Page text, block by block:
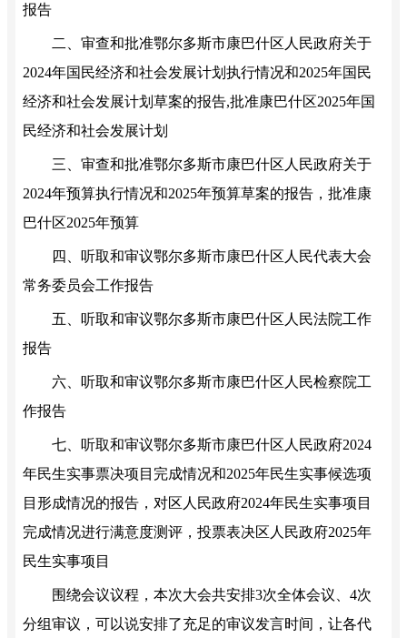
报告
二、审查和批准鄂尔多斯市康巴什区人民政府关于
2024年国民经济和社会发展计划执行情况和2025年国民
经济和社会发展计划草案的报告,批准康巴什区2025年国
民经济和社会发展计划
三、审查和批准鄂尔多斯市康巴什区人民政府关于
2024年预算执行情况和2025年预算草案的报告，批准康
巴什区2025年预算
四、听取和审议鄂尔多斯市康巴什区人民代表大会
常务委员会工作报告
五、听取和审议鄂尔多斯市康巴什区人民法院工作
报告
六、听取和审议鄂尔多斯市康巴什区人民检察院工
作报告
七、听取和审议鄂尔多斯市康巴什区人民政府2024
年民生实事票决项目完成情况和2025年民生实事候选项
目形成情况的报告，对区人民政府2024年民生实事项目
完成情况进行满意度测评，投票表决区人民政府2025年
民生实事项目
围绕会议议程，本次大会共安排3次全体会议、4次
分组审议，可以说安排了充足的审议发言时间，让各代